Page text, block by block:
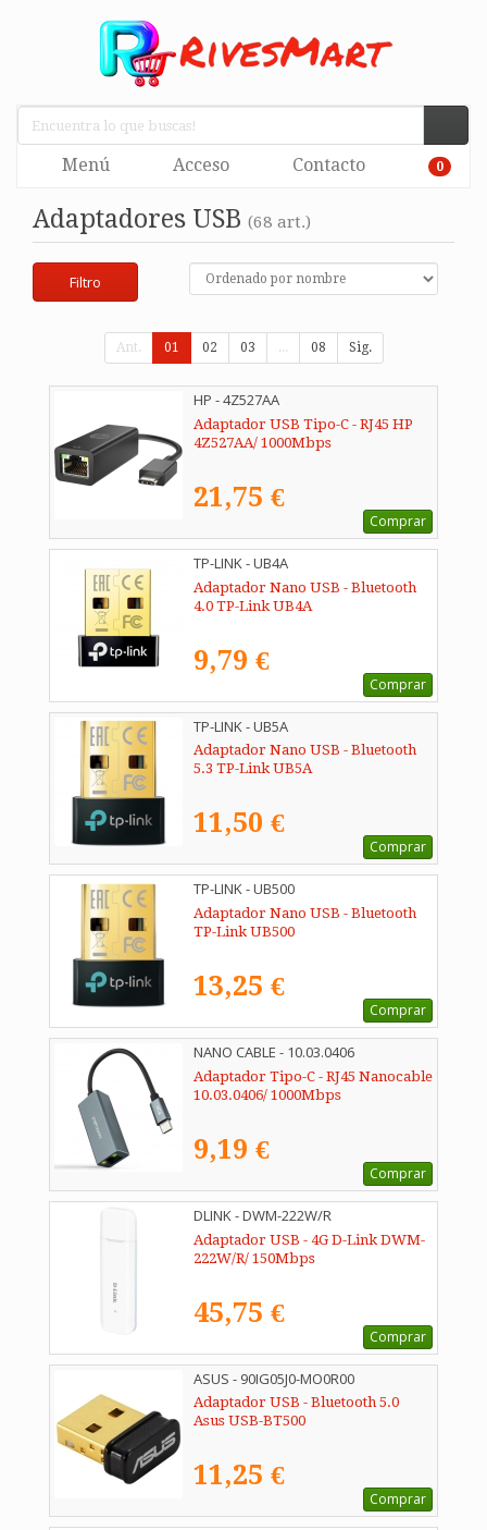
Menú Acceso Contacto 0
Adaptadores USB (68 art.)
Filtro
Ant. 01 02 03 ... 08 Sig.
HP - 4Z527AA
Adaptador USB Tipo-C - RJ45 HP
4Z527AA/ 1000Mbps
21,75 €
Comprar
TP-LINK - UB4A
Adaptador Nano USB - Bluetooth
4.0 TP-Link UB4A
9,79 €
Comprar
TP-LINK - UB5A
Adaptador Nano USB - Bluetooth
5.3 TP-Link UB5A
11,50 €
Comprar
TP-LINK - UB500
Adaptador Nano USB - Bluetooth
TP-Link UB500
13,25 €
Comprar
NANO CABLE - 10.03.0406
Adaptador Tipo-C - RJ45 Nanocable
10.03.0406/ 1000Mbps
9,19 €
Comprar
DLINK - DWM-222W/R
Adaptador USB - 4G D-Link DWM-
222W/R/ 150Mbps
45,75 €
Comprar
ASUS - 90IG05J0-MO0R00
Adaptador USB - Bluetooth 5.0
Asus USB-BT500
11,25 €
Comprar